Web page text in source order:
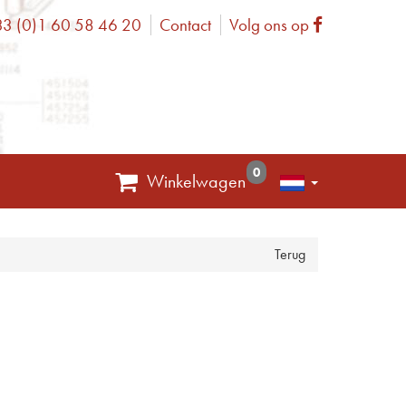
(0)1 60 58 46 20 Contact Volg ons op Facebook
Winkelwagen 0
Terug